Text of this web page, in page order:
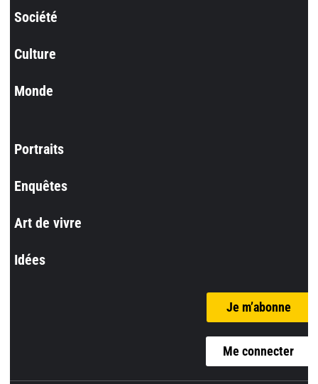
Société
Culture
Monde
Portraits
Enquêtes
Art de vivre
Idées
Je m’abonne
Me connecter